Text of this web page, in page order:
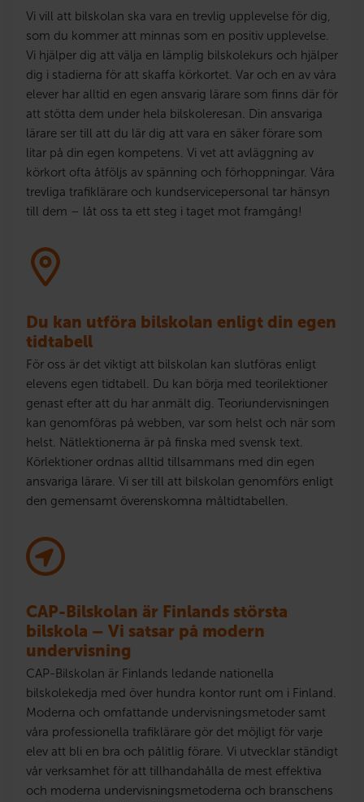
Vi vill att bilskolan ska vara en trevlig upplevelse för dig,
som du kommer att minnas som en positiv upplevelse.
Vi hjälper dig att välja en lämplig bilskolekurs och hjälper
dig i stadierna för att skaffa körkortet. Var och en av våra
elever har alltid en egen ansvarig lärare som finns där för
att stötta dem under hela bilskoleresan. Din ansvariga
lärare ser till att du lär dig att vara en säker förare som
litar på din egen kompetens. Vi vet att avläggning av
körkort ofta åtföljs av spänning och förhoppningar. Våra
trevliga trafiklärare och kundservicepersonal tar hänsyn
till dem – låt oss ta ett steg i taget mot framgång!
Du kan utföra bilskolan enligt din egen
tidtabell
För oss är det viktigt att bilskolan kan slutföras enligt
elevens egen tidtabell. Du kan börja med teorilektioner
genast efter att du har anmält dig. Teoriundervisningen
kan genomföras på webben, var som helst och när som
helst. Nätlektionerna är på finska med svensk text.
Körlektioner ordnas alltid tillsammans med din egen
ansvariga lärare. Vi ser till att bilskolan genomförs enligt
den gemensamt överenskomna måltidtabellen.
CAP-Bilskolan är Finlands största
bilskola – Vi satsar på modern
undervisning
CAP-Bilskolan är Finlands ledande nationella
bilskolekedja med över hundra kontor runt om i Finland.
Moderna och omfattande undervisningsmetoder samt
våra professionella trafiklärare gör det möjligt för varje
elev att bli en bra och pålitlig förare. Vi utvecklar ständigt
vår verksamhet för att tillhandahålla de mest effektiva
och moderna undervisningsmetoderna och branschens